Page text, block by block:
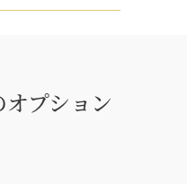
素材であるた
プション